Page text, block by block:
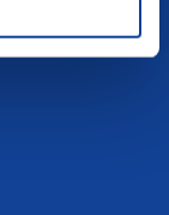
Helsinki